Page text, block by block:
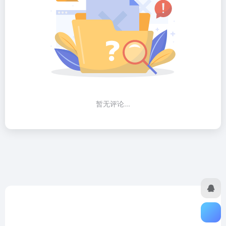
暂无评论...